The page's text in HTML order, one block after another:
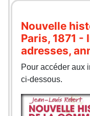
Nouvelle
Paris, 1871 -
adresses,
Pour accéder aux
ci-dessous.